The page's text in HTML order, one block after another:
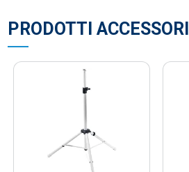
PRODOTTI ACCESSORI